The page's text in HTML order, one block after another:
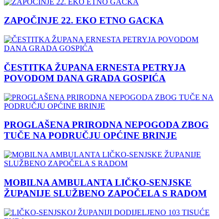
ZAPOČINJE 22. EKO ETNO GACKA
ČESTITKA ŽUPANA ERNESTA PETRYJA
POVODOM DANA GRADA GOSPIĆA
PROGLAŠENA PRIRODNA NEPOGODA ZBOG
TUČE NA PODRUČJU OPĆINE BRINJE
MOBILNA AMBULANTA LIČKO-SENJSKE
ŽUPANIJE SLUŽBENO ZAPOČELA S RADOM